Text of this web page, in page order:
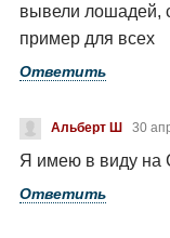
вывели лошадей,
пример для всех
Ответить
Альберт Ш 30
Я имею в виду на
Ответить